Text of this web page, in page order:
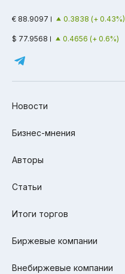
€ 88.9097 0.3838 (+ 0.43%)
$ 77.9568 0.4656 (+ 0.6%)
Новости
Бизнес-мнения
Авторы
Статьи
Итоги торгов
Биржевые компании
Внебиржевые компании